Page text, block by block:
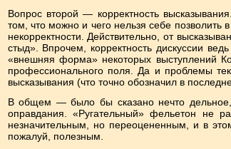
Вопрос второй — корректность
том, что можно и чего нельзя себе позволить
некорректности. Действительно, от
стыд». Впрочем, корректность дискуссии
«внешняя форма» некоторых выступлений
профессионального поля. Да и проблемы
высказывания (что точно обозначил в
В общем — было бы сказано нечто
оправдания. «Ругательный» фельетон не
незначительным, но переоцененным, и в
пожалуй, полезным.